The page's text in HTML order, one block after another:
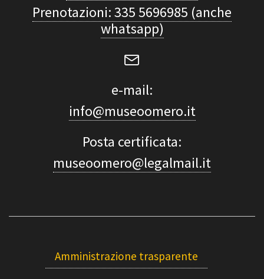
Prenotazioni: 335 5696985 (anche
whatsapp)
e-mail:
info@museoomero.it
Posta certificata:
museoomero@legalmail.it
Amministrazione trasparente